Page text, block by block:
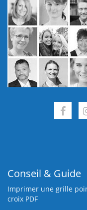
Conseil & Guide
Imprimer une grille
croix PDF